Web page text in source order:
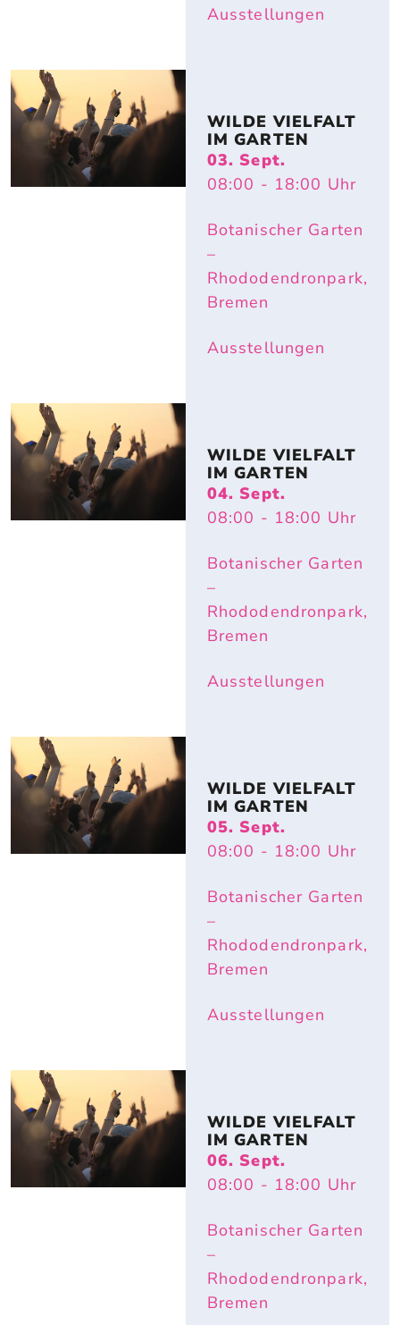
Ausstellungen
WILDE VIELFALT
IM GARTEN
03. Sept.
08:00 - 18:00 Uhr
Botanischer Garten
–
Rhododendronpark,
Bremen
Ausstellungen
WILDE VIELFALT
IM GARTEN
04. Sept.
08:00 - 18:00 Uhr
Botanischer Garten
–
Rhododendronpark,
Bremen
Ausstellungen
WILDE VIELFALT
IM GARTEN
05. Sept.
08:00 - 18:00 Uhr
Botanischer Garten
–
Rhododendronpark,
Bremen
Ausstellungen
WILDE VIELFALT
IM GARTEN
06. Sept.
08:00 - 18:00 Uhr
Botanischer Garten
–
Rhododendronpark,
Bremen